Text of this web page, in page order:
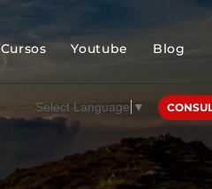
Cursos Youtube Blog
Select Language ▼